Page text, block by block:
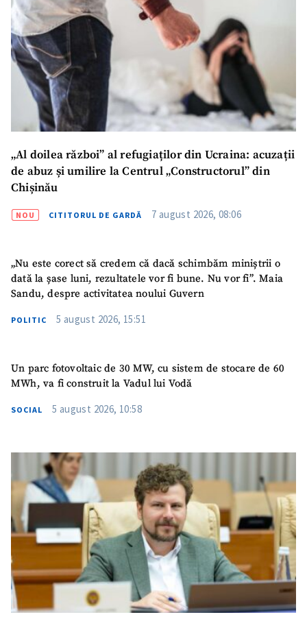
SUSȚINE
„Al doilea război” al refugiaților din Ucraina: acuzații
de abuz și umilire la Centrul „Constructorul” din
Chișinău
NOU CITITORUL DE GARDĂ 7 august 2026, 08:06
„Nu este corect să credem că dacă schimbăm miniștrii o
dată la șase luni, rezultatele vor fi bune. Nu vor fi”. Maia
Sandu, despre activitatea noului Guvern
POLITIC 5 august 2026, 15:51
Un parc fotovoltaic de 30 MW, cu sistem de stocare de 60
MWh, va fi construit la Vadul lui Vodă
SOCIAL 5 august 2026, 10:58